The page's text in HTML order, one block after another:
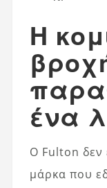
Η
ένα
Ο Fulton δεν
μάρκα που